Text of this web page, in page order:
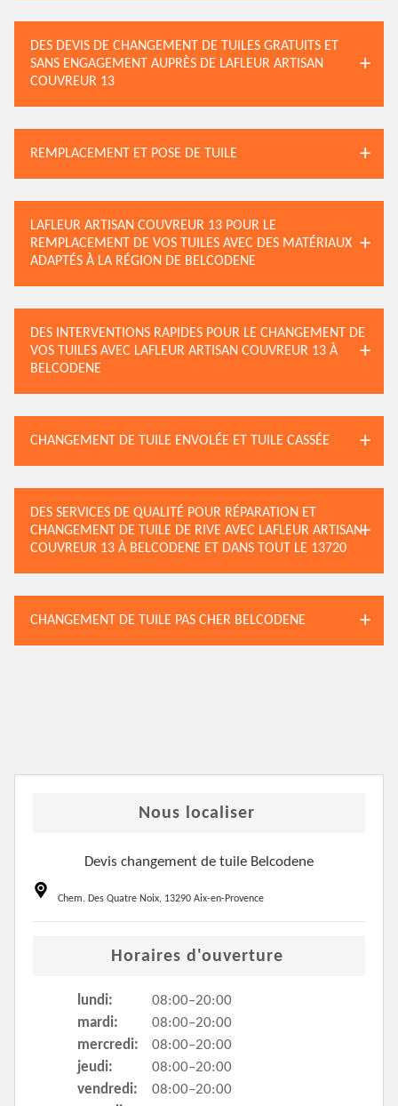
DES DEVIS DE CHANGEMENT DE TUILES GRATUITS ET
SANS ENGAGEMENT AUPRÈS DE LAFLEUR ARTISAN
COUVREUR 13
REMPLACEMENT ET POSE DE TUILE
LAFLEUR ARTISAN COUVREUR 13 POUR LE
REMPLACEMENT DE VOS TUILES AVEC DES MATÉRIAUX
ADAPTÉS À LA RÉGION DE BELCODENE
DES INTERVENTIONS RAPIDES POUR LE CHANGEMENT DE
VOS TUILES AVEC LAFLEUR ARTISAN COUVREUR 13 À
BELCODENE
CHANGEMENT DE TUILE ENVOLÉE ET TUILE CASSÉE
DES SERVICES DE QUALITÉ POUR RÉPARATION ET
CHANGEMENT DE TUILE DE RIVE AVEC LAFLEUR ARTISAN
COUVREUR 13 À BELCODENE ET DANS TOUT LE 13720
CHANGEMENT DE TUILE PAS CHER BELCODENE
Nous localiser
Devis changement de tuile Belcodene
Chem. Des Quatre Noix, 13290 Aix-en-Provence
Horaires d'ouverture
lundi:
08:00–20:00
mardi:
08:00–20:00
mercredi:
08:00–20:00
jeudi:
08:00–20:00
vendredi:
08:00–20:00